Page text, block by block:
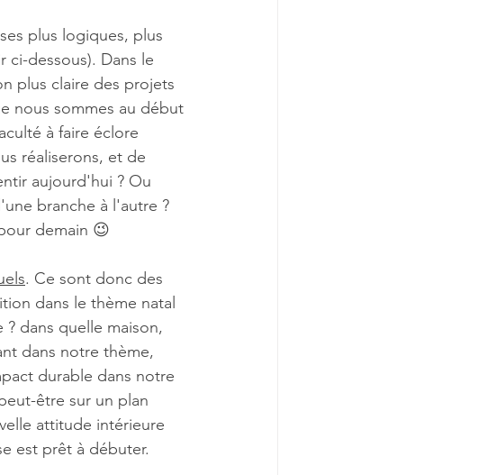
plus logiques, plus
dessous). Dans le
plus claire des projets
nous sommes au début
à faire éclore
réaliserons, et de
aujourd'hui ? Ou
branche à l'autre ?
demain 😉
. Ce sont donc des
dans le thème natal
dans quelle maison,
dans notre thème,
durable dans notre
être sur un plan
attitude intérieure
est prêt à débuter.